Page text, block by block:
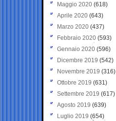
Maggio 2020 (618)
Aprile 2020 (643)
Marzo 2020 (437)
Febbraio 2020 (593)
Gennaio 2020 (596)
Dicembre 2019 (542)
Novembre 2019 (316)
Ottobre 2019 (631)
Settembre 2019 (617)
Agosto 2019 (639)
Luglio 2019 (654)